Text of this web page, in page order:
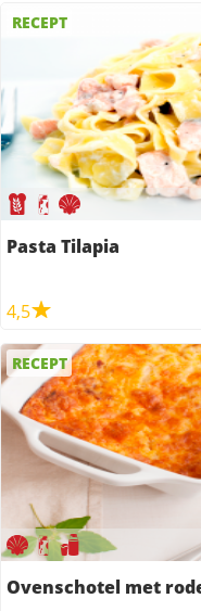
RECEPT
Pasta Tilapia
4,5
RECEPT
Ovenschotel met